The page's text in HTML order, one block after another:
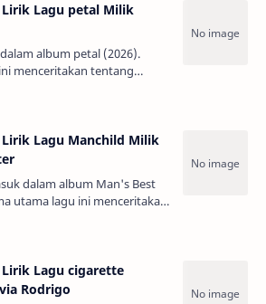
Lagu petal Milik
album petal (2026).
menceritakan tentang
yang mampu bertahan
kelopak bunga (petal)
Lagu Manchild Milik
dalam album Man's Best
utama lagu ini menceritakan
jengkel terhadap pria yang
dan tidak b…
Lagu cigarette
Rodrigo